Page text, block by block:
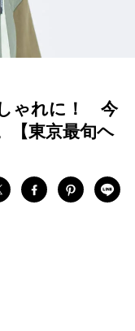
ゃれに！ 今
【東京最旬ヘ